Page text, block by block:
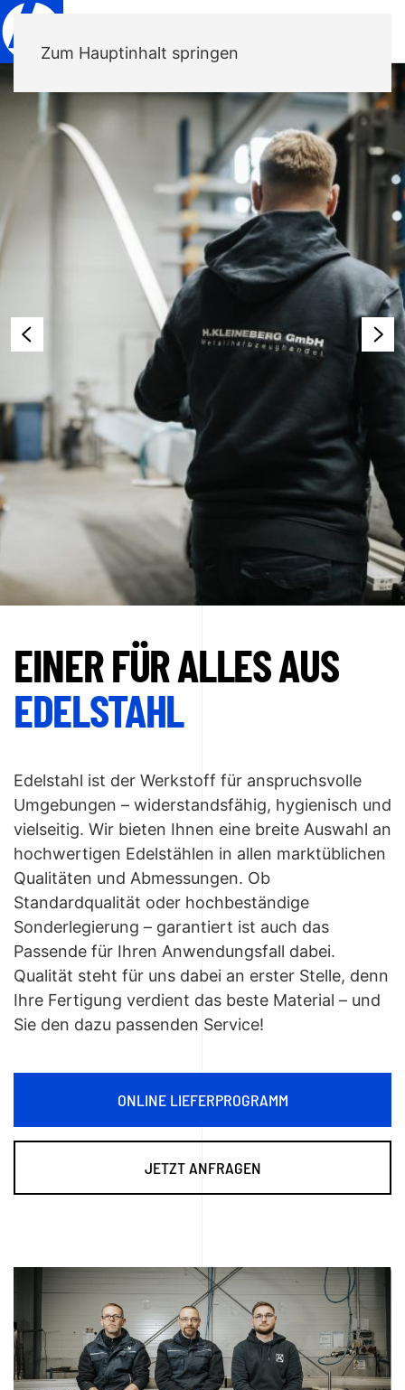
Zum Hauptinhalt springen
EINER FÜR ALLES AUS
EDELSTAHL
Edelstahl ist der Werkstoff für anspruchsvolle
Umgebungen – widerstandsfähig, hygienisch und
vielseitig. Wir bieten Ihnen eine breite Auswahl an
hochwertigen Edelstählen in allen marktüblichen
Qualitäten und Abmessungen. Ob
Standardqualität oder hochbeständige
Sonderlegierung – garantiert ist auch das
Passende für Ihren Anwendungsfall dabei.
Qualität steht für uns dabei an erster Stelle, denn
Ihre Fertigung verdient das beste Material – und
Sie den dazu passenden Service!
ONLINE LIEFERPROGRAMM
JETZT ANFRAGEN